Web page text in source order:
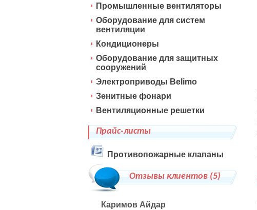
Промышленные вентиляторы
Оборудование для систем
вентиляции
Кондиционеры
Оборудование для защитных
сооружений
Электроприводы Belimo
Зенитные фонари
Вентиляционные решетки
Прайс-листы
Противопожарные клапаны
Отзывы клиентов (5)
Каримов Айдар